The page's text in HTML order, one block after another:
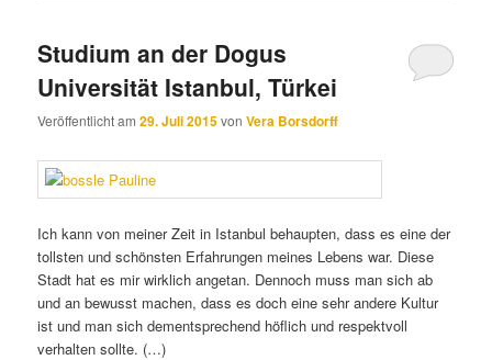
Studium an der Dogus
Universität Istanbul, Türkei
Veröffentlicht am29. Juli 2015vonVera Borsdorff
Ich kann von meiner Zeit in Istanbul behaupten, dass es eine der
tollsten und schönsten Erfahrungen meines Lebens war. Diese
Stadt hat es mir wirklich angetan. Dennoch muss man sich ab
und an bewusst machen, dass es doch eine sehr andere Kultur
ist und man sich dementsprechend höflich und respektvoll
verhalten sollte. (…)